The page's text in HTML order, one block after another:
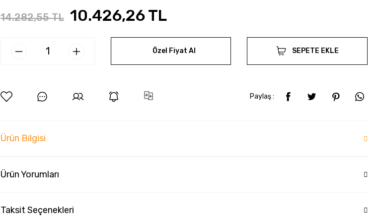
14.282,55 TL 10.426,26 TL
Özel Fiyat Al SEPETE EKLE
Paylaş :
Ürün Bilgisi
Ürün Yorumları
Taksit Seçenekleri